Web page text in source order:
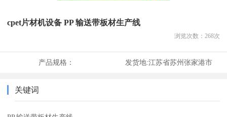
cpet片材机设备 PP 输送带板材生产线
浏览次数： 268次
产品规格： 发货地:江苏省苏州张家港市
关键词